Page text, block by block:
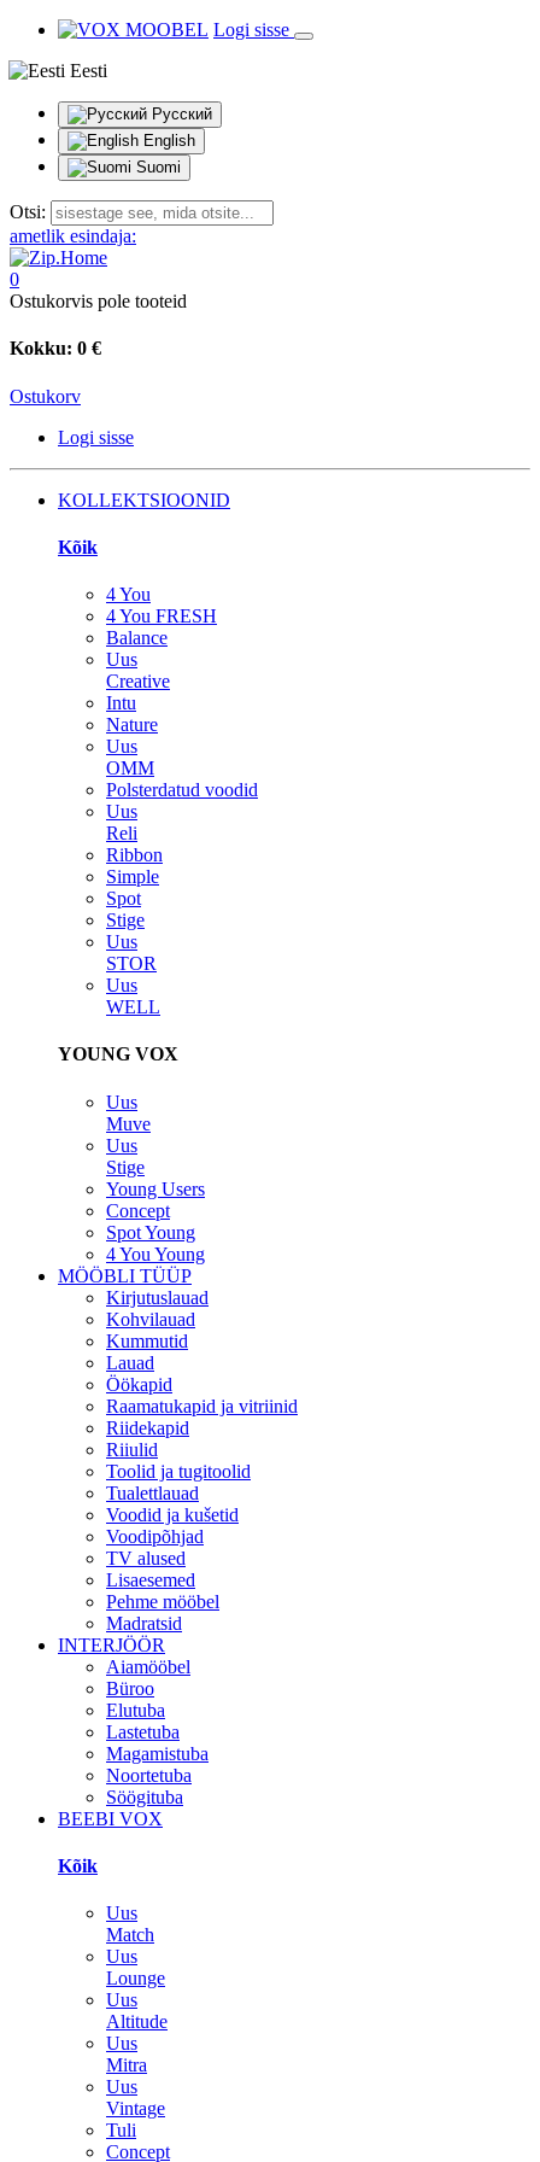
Logi sisse
Eesti
Русский
English
Suomi
Otsi:
ametlik esindaja:
0
Ostukorvis pole tooteid
Kokku: 0 €
Ostukorv
Logi sisse
KOLLEKTSIOONID
Kõik
4 You
4 You FRESH
Balance
Uus
Creative
Intu
Nature
Uus
OMM
Polsterdatud voodid
Uus
Reli
Ribbon
Simple
Spot
Stige
Uus
STOR
Uus
WELL
YOUNG VOX
Uus
Muve
Uus
Stige
Young Users
Concept
Spot Young
4 You Young
MÖÖBLI TÜÜP
Kirjutuslauad
Kohvilauad
Kummutid
Lauad
Öökapid
Raamatukapid ja vitriinid
Riidekapid
Riiulid
Toolid ja tugitoolid
Tualettlauad
Voodid ja kušetid
Voodipõhjad
TV alused
Lisaesemed
Pehme mööbel
Madratsid
INTERJÖÖR
Aiamööbel
Büroo
Elutuba
Lastetuba
Magamistuba
Noortetuba
Söögituba
BEEBI VOX
Kõik
Uus
Match
Uus
Lounge
Uus
Altitude
Uus
Mitra
Uus
Vintage
Tuli
Concept